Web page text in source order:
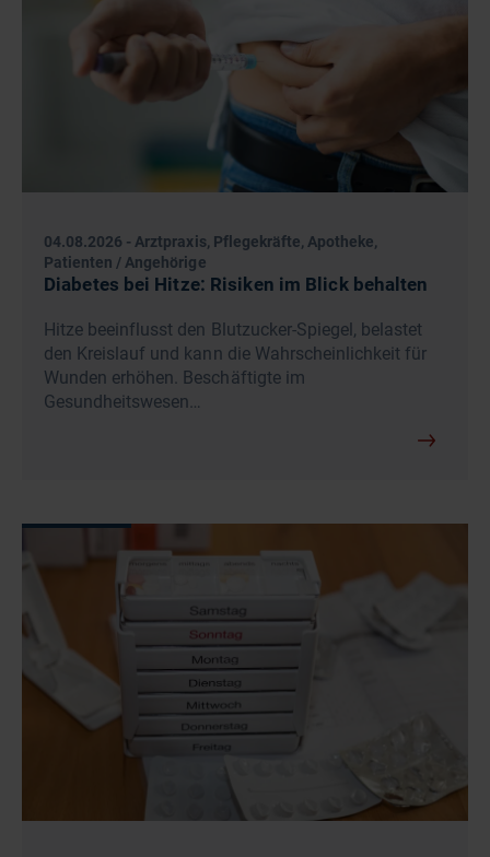
04.08.2026 - Arztpraxis, Pflegekräfte, Apotheke,
Patienten / Angehörige
Diabetes bei Hitze: Risiken im Blick behalten
Hitze beeinflusst den Blutzucker-Spiegel, belastet
den Kreislauf und kann die Wahrscheinlichkeit für
Wunden erhöhen. Beschäftigte im
Gesundheitswesen…